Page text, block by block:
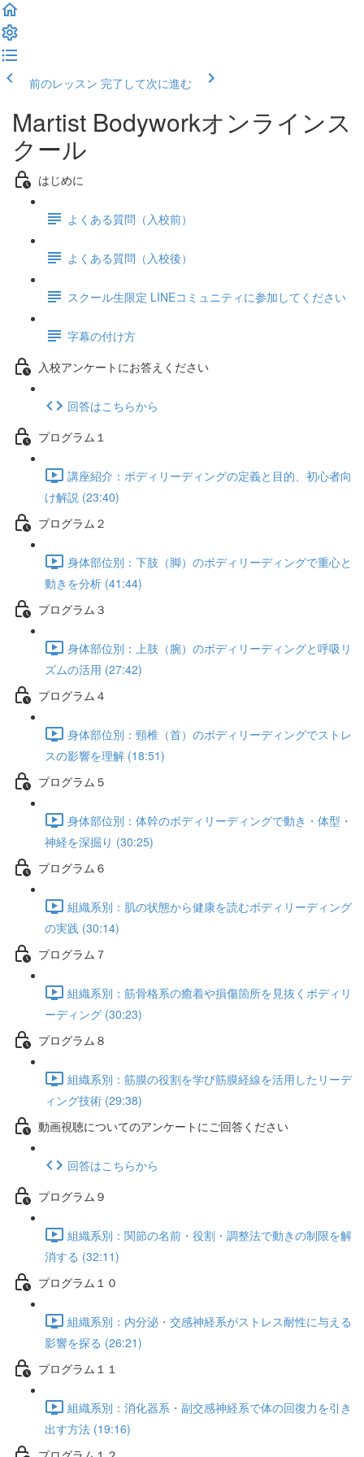
前のレッスン 完了して次に進む
Martist Bodyworkオンラインス
クール
はじめに
よくある質問（入校前）
よくある質問（入校後）
スクール生限定 LINEコミュニティに参加してください
字幕の付け方
入校アンケートにお答えください
回答はこちらから
プログラム１
講座紹介：ボディリーディングの定義と目的、初心者向
け解説 (23:40)
プログラム２
身体部位別：下肢（脚）のボディリーディングで重心と
動きを分析 (41:44)
プログラム３
身体部位別：上肢（腕）のボディリーディングと呼吸リ
ズムの活用 (27:42)
プログラム４
身体部位別：頸椎（首）のボディリーディングでストレ
スの影響を理解 (18:51)
プログラム５
身体部位別：体幹のボディリーディングで動き・体型・
神経を深掘り (30:25)
プログラム６
組織系別：肌の状態から健康を読むボディリーディング
の実践 (30:14)
プログラム７
組織系別：筋骨格系の癒着や損傷箇所を見抜くボディリ
ーディング (30:23)
プログラム８
組織系別：筋膜の役割を学び筋膜経線を活用したリーデ
ィング技術 (29:38)
動画視聴についてのアンケートにご回答ください
回答はこちらから
プログラム９
組織系別：関節の名前・役割・調整法で動きの制限を解
消する (32:11)
プログラム１０
組織系別：内分泌・交感神経系がストレス耐性に与える
影響を探る (26:21)
プログラム１１
組織系別：消化器系・副交感神経系で体の回復力を引き
出す方法 (19:16)